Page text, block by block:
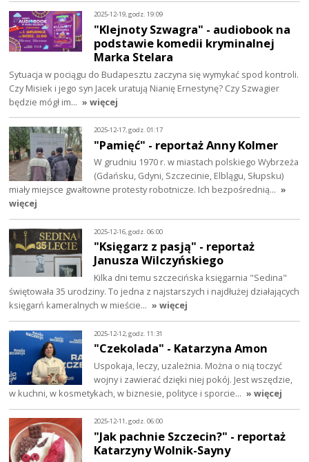
2025-12-19, godz. 19:09
"Klejnoty Szwagra" - audiobook na
podstawie komedii kryminalnej
Marka Stelara
Sytuacja w pociągu do Budapesztu zaczyna się wymykać spod kontroli.
Czy Misiek i jego syn Jacek uratują Nianię Ernestynę? Czy Szwagier
będzie mógł im… » więcej
2025-12-17, godz. 01:17
"Pamięć" - reportaż Anny Kolmer
W grudniu 1970 r. w miastach polskiego Wybrzeża
(Gdańsku, Gdyni, Szczecinie, Elblągu, Słupsku)
miały miejsce gwałtowne protesty robotnicze. Ich bezpośrednią… »
więcej
2025-12-16, godz. 06:00
"Księgarz z pasją" - reportaż
Janusza Wilczyńskiego
Kilka dni temu szczecińska księgarnia "Sedina"
świętowała 35 urodziny. To jedna z najstarszych i najdłużej działających
księgarń kameralnych w mieście… » więcej
2025-12-12, godz. 11:31
"Czekolada" - Katarzyna Amon
Uspokaja, leczy, uzależnia. Można o nią toczyć
wojny i zawierać dzięki niej pokój. Jest wszędzie,
w kuchni, w kosmetykach, w biznesie, polityce i sporcie… » więcej
2025-12-11, godz. 06:00
"Jak pachnie Szczecin?" - reportaż
Katarzyny Wolnik-Sayny